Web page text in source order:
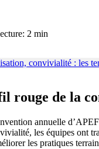
2 min
rouge de la
annuelle
les équipes ont
les pratiques